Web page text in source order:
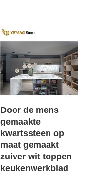
Door de mens
gemaakte
kwartssteen op
maat gemaakt
zuiver wit toppen
keukenwerkblad